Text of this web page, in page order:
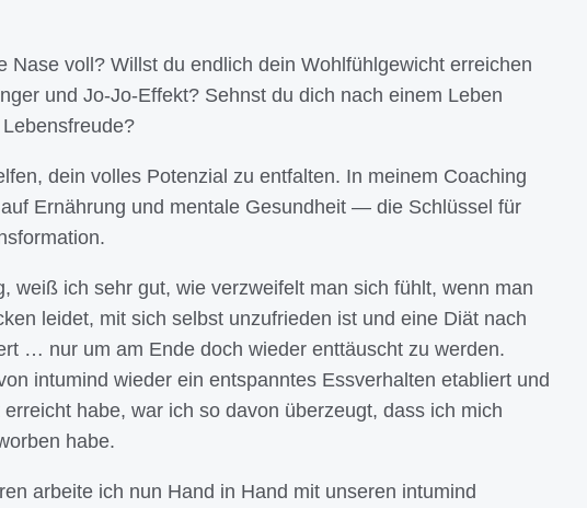
Nase voll? Willst du endlich dein Wohlfühlgewicht erreichen
und Jo-Jo-Effekt? Sehnst du dich nach einem Leben
dein volles Potenzial zu entfalten. In meinem Coaching
Ernährung und mentale Gesundheit — die Schlüssel für
weiß ich sehr gut, wie verzweifelt man sich fühlt, wenn man
leidet, mit sich selbst unzufrieden ist und eine Diät nach
… nur um am Ende doch wieder enttäuscht zu werden.
intumind wieder ein entspanntes Essverhalten etabliert und
habe, war ich so davon überzeugt, dass ich mich
habe.
arbeite ich nun Hand in Hand mit unseren intumind